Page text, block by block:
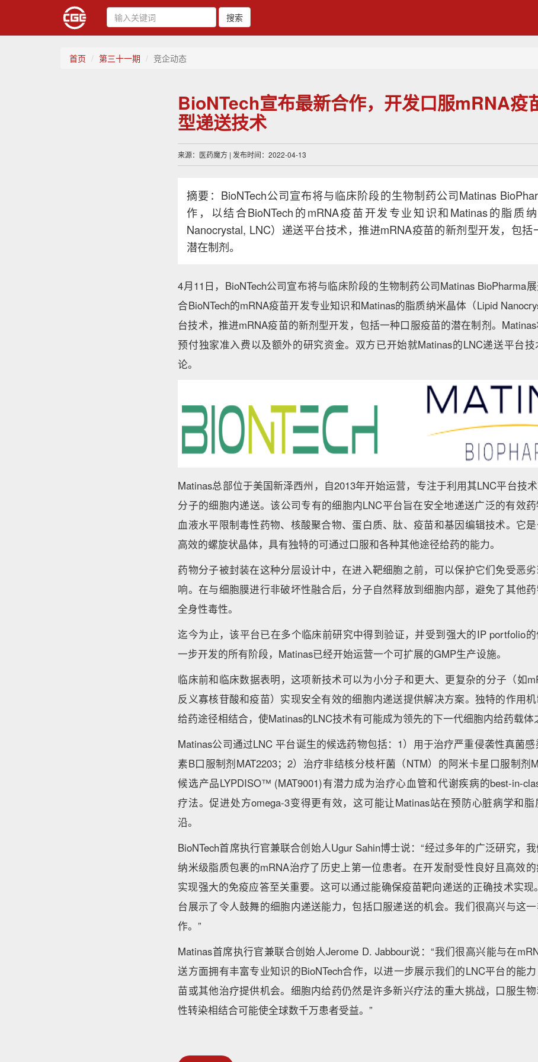
搜索
首页 第三十一期 竞企动态
BioNTech宣布最新合作，开发口服mRNA疫
型递送技术
来源：医药魔方 | 发布时间：2022-04-13
摘要：BioNTech公司宣布将与临床阶段的生物制药公司Matinas
作，以结合BioNTech的mRNA疫苗开发专业知识和Matinas的脂质
Nanocrystal, LNC）递送平台技术，推进mRNA疫苗的新剂型开发，包括
潜在制剂。
4月11日，BioNTech公司宣布将与临床阶段的生物制药公司Matinas BioPharma
合BioNTech的mRNA疫苗开发专业知识和Matinas的脂质纳米晶体（Lipid
台技术，推进mRNA疫苗的新剂型开发，包括一种口服疫苗的潜在制剂。
预付独家准入费以及额外的研究资金。双方已开始就Matinas的LNC递送平台
论。
Matinas总部位于美国新泽西州，自2013年开始运营，专注于利用其LNC平台技
分子的细胞内递送。该公司专有的细胞内LNC平台旨在安全地递送广泛的有效药
血液水平限制毒性药物、核酸聚合物、蛋白质、肽、疫苗和基因编辑技术。它是
高效的螺旋状晶体，具有独特的可通过口服和各种其他途径给药的能力。
药物分子被封装在这种分层设计中，在进入靶细胞之前，可以保护它们免受恶
响。在与细胞膜进行非破坏性融合后，分子自然释放到细胞内部，避免了其他
全身性毒性。
迄今为止，该平台已在多个临床前研究中得到验证，并受到强大的IP portfolio
一步开发的所有阶段，Matinas已经开始运营一个可扩展的GMP生产设施。
临床前和临床数据表明，这项新技术可以为小分子和更大、更复杂的分子（如
反义寡核苷酸和疫苗）实现安全有效的细胞内递送提供解决方案。独特的作用
给药途径相结合，使Matinas的LNC技术有可能成为领先的下一代细胞内给药载体
Matinas公司通过LNC 平台诞生的候选药物包括：1）用于治疗严重侵袭性真菌
素B口服制剂MAT2203；2）治疗非结核分枝杆菌（NTM）的阿米卡星口服制剂
候选产品LYPDISO™ (MAT9001)有潜力成为治疗心血管和代谢疾病的best-in-
疗法。促进处方omega-3变得更有效，这可能让Matinas站在预防心脏病学和
沿。
BioNTech首席执行官兼联合创始人Ugur Sahin博士说：“经过多年的广泛研究，
纳米级脂质包裹的mRNA治疗了历史上第一位患者。在开发耐受性良好且高效
实现强大的免疫应答至关重要。这可以通过能确保疫苗靶向递送的正确技术实现
台展示了令人鼓舞的细胞内递送能力，包括口服递送的机会。我们很高兴与这
作。”
Matinas首席执行官兼联合创始人Jerome D. Jabbour说：“我们很高兴能与在
送方面拥有丰富专业知识的BioNTech合作，以进一步展示我们的LNC平台的能
苗或其他治疗提供机会。细胞内给药仍然是许多新兴疗法的重大挑战，口服生
性转染相结合可能使全球数千万患者受益。”